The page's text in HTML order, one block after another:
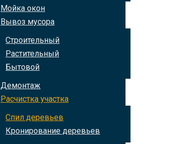
Мойка окон
Вывоз мусора
Строительный
Растительный
Бытовой
Демонтаж
Расчистка участка
Спил деревьев
Кронирование деревьев